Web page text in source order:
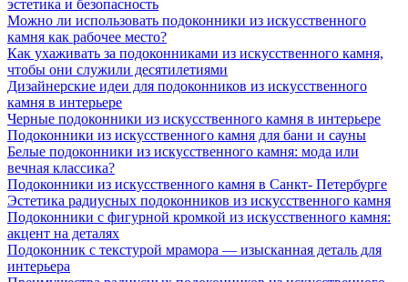
эстетика и безопасность
Можно ли использовать подоконники из искусственного
камня как рабочее место?
Как ухаживать за подоконниками из искусственного камня,
чтобы они служили десятилетиями
Дизайнерские идеи для подоконников из искусственного
камня в интерьере
Черные подоконники из искусственного камня в интерьере
Подоконники из искусственного камня для бани и сауны
Белые подоконники из искусственного камня: мода или
вечная классика?
Подоконники из искусственного камня в Санкт- Петербурге
Эстетика радиусных подоконников из искусственного камня
Подоконники с фигурной кромкой из искусственного камня:
акцент на деталях
Подоконник с текстурой мрамора — изысканная деталь для
интерьера